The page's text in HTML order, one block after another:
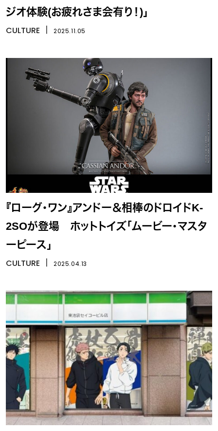
ジオ体験(お疲れさま会有り！)」
CULTURE 2025.11.05
『ローグ・ワン』アンドー＆相棒のドロイドK-
2SOが登場 ホットトイズ「ムービー・マスタ
ーピース」
CULTURE 2025.04.13